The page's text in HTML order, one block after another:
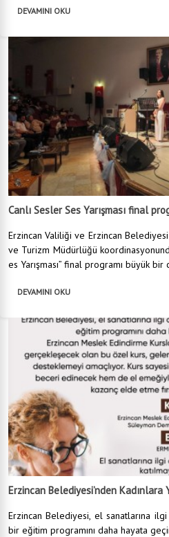
DEVAMINI OKU
Canlı Sesler Ses Yarışması final
Erzincan Valiliği ve Erzincan
ve Turizm Müdürlüğü
es Yarışması” final programı büyük
DEVAMINI OKU
Erzincan Belediyesi’nden Kadınlara
Erzincan Belediyesi, el sanatlarına
bir eğitim programını daha hayata